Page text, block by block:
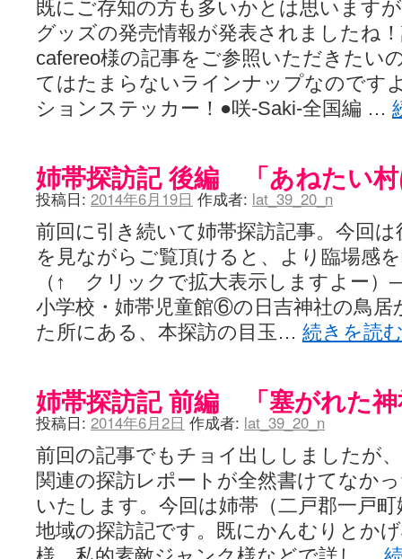
既にご存知の方も多いかとは思います
グッズの発売情報が発表されましたね
cafereo様の記事をご参照いただきたい
てはたまらないラインナップなのです
ションステッカー！●咲-Saki-全国編 …
姉帯探訪記 後編 「あねたい
投稿日: 2014年6月19日 作成者: lat_39_20_n
前回に引き続いて姉帯探訪記事。今回
を見ながらご覧頂けると、より臨場感
（↑ クリックで拡大表示します
小学校・姉帯児童館⑥の日吉神社の鳥居
た所にある、本探訪の目玉… 続きを読
姉帯探訪記 前編 「塞がれた
投稿日: 2014年6月2日 作成者: lat_39_20_n
前回の記事でもチョイ出ししましたが
関連の探訪レポートが全然書けてなか
いたします。今回は姉帯（二戸郡一戸
地域の探訪記です。既にかんむりとか